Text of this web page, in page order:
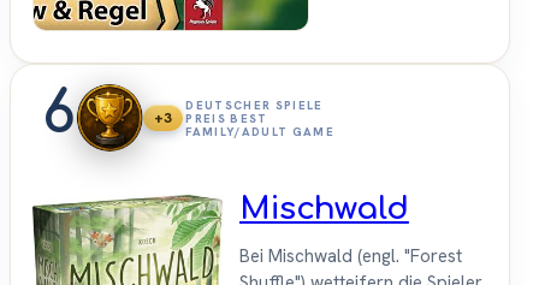
6 +3
DEUTSCHER SPIELE
PREIS BEST
FAMILY/ADULT GAME
Mischwald
Bei Mischwald (engl. "Forest